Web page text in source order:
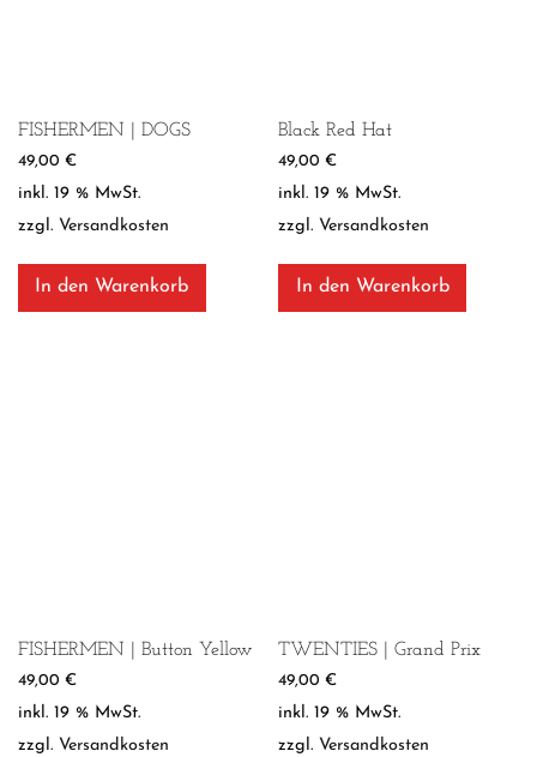
FISHERMEN | DOGS
49,00 €
inkl. 19 % MwSt.
zzgl. Versandkosten
In den Warenkorb
Black Red Hat
49,00€
inkl. 19 % MwSt.
zzgl. Versandkosten
In den Warenkorb
FISHERMEN | Button Yellow
49,00 €
inkl. 19 % MwSt.
zzgl. Versandkosten
TWENTIES | Grand Prix
49,00€
inkl. 19 % MwSt.
zzgl. Versandkosten